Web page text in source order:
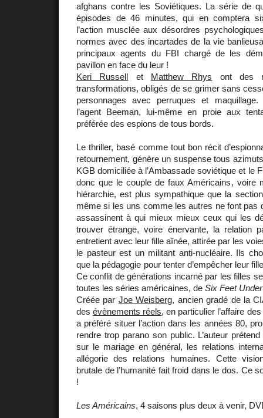
afghans contre les Soviétiques. La série de
épisodes de 46 minutes, qui en comptera
l’action musclée aux désordres
normes avec des incartades de la vie
principaux agents du FBI chargé de les
pavillon en face du leur !
Keri Russell et Matthew Rhys ont des
transformations, obligés de se grimer sans
personnages avec perruques et
l’agent Beeman, lui-même en proie aux
préférée des espions de tous bords.
Le thriller, basé comme tout bon récit
retournement, génère un suspense tous
KGB domiciliée à l’Ambassade soviétique et le
donc que le couple de faux Américains, voire
hiérarchie, est plus sympathique que la
même si les uns comme les autres ne font pas
assassinent à qui mieux mieux ceux qui les
trouver étrange, voire énervante, la relation
entretient avec leur fille aînée, attirée par les
le pasteur est un militant anti-nucléaire. Ils
que la pédagogie pour tenter d’empêcher leur
Ce conflit de générations incarné par les filles
toutes les séries américaines, de Six Feet Under
Créée par Joe Weisberg, ancien gradé de la
desévènements réels, en particulier l’affaire
a préféré situer l’action dans les années 80,
rendre trop parano son public. L’auteur
sur le mariage en général, les relations
allégorie des relations humaines. Cette
brutale de l’humanité fait froid dans le dos. Ce
!
Les Américains, 4 saisons plus deux à venir,